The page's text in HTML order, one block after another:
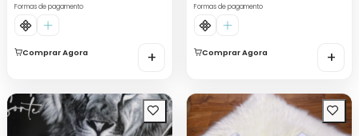
Formas de pagamento
Comprar Agora +
Formas de pagamento
Comprar Agora +